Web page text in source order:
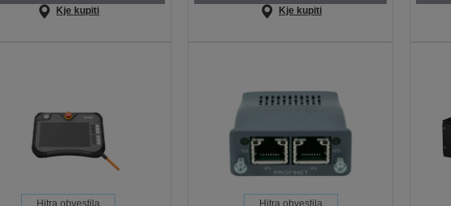
Kje kupiti Kje kupiti
Hitra obvestila Hitra obvestila